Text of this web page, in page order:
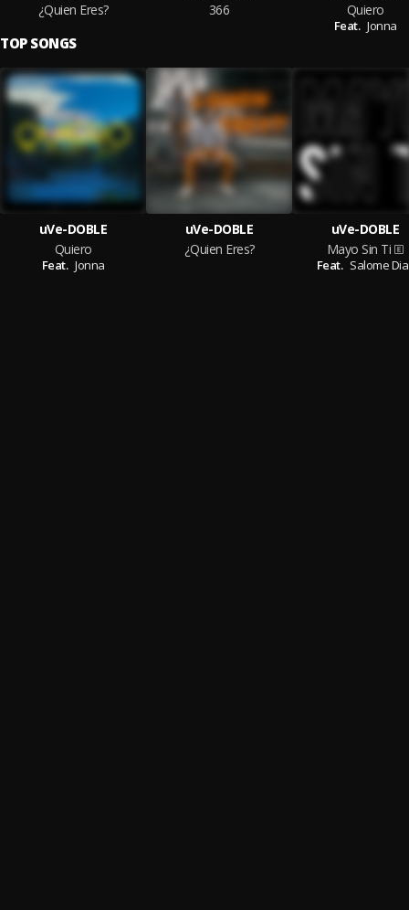
¿Quien Eres?
366
Quiero
Feat. Jonna
TOP SONGS
uVe-DOBLE
Quiero
Feat. Jonna
uVe-DOBLE
¿Quien Eres?
uVe-DOBLE
Mayo Sin Ti
Feat. Salome